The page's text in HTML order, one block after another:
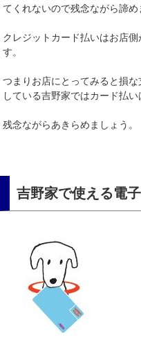
てくれないので残念ながら諦め
クレジットカード払いはお店
す。
つまりお店にとってみると損
している吉野家ではカード払
残念ながらあきらめましょう。
吉野家で使える電